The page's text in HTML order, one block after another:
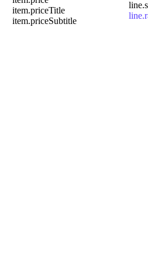
item.priceTitle
item.priceSubtitle